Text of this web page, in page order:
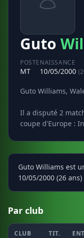
Guto
POSTE
MT
NAISSANCE
10/05/2000
Guto Williams,
Il a disputé 2
coupe d'Europe :
Guto Williams est
10/05/2000 (26
Par club
CLUB TIT.